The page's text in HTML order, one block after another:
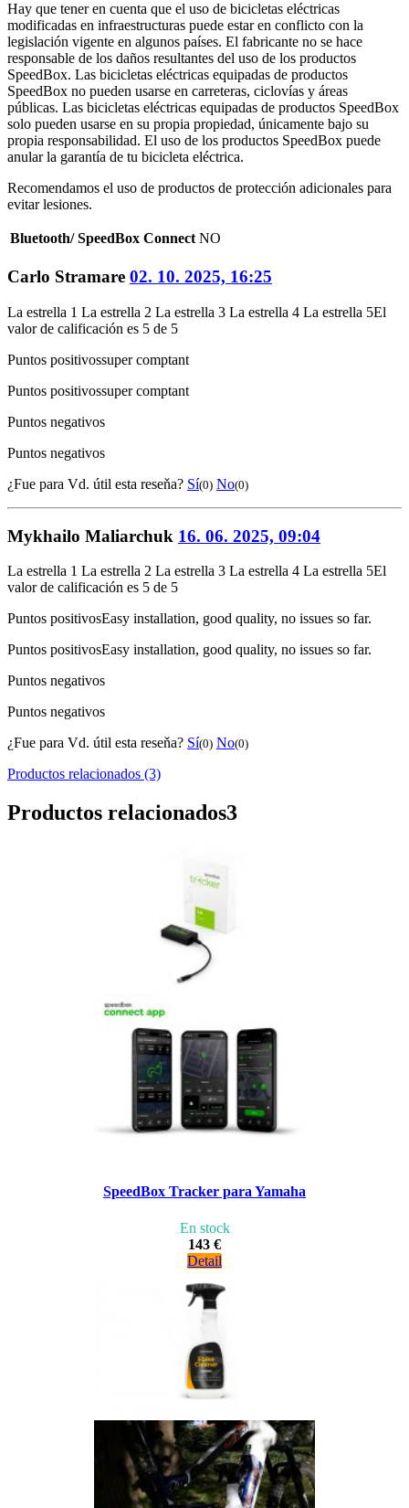
Hay que tener en cuenta que el uso de bicicletas eléctricas
modificadas en infraestructuras puede estar en conflicto con la
legislación vigente en algunos países. El fabricante no se hace
responsable de los daños resultantes del uso de los productos
SpeedBox. Las bicicletas eléctricas equipadas de productos
SpeedBox no pueden usarse en carreteras, ciclovías y áreas
públicas. Las bicicletas eléctricas equipadas de productos SpeedBox
solo pueden usarse en su propia propiedad, únicamente bajo su
propia responsabilidad. El uso de los productos SpeedBox puede
anular la garantía de tu bicicleta eléctrica.
Recomendamos el uso de productos de protección adicionales para
evitar lesiones.
Bluetooth/ SpeedBox Connect NO
Carlo Stramare 02. 10. 2025, 16:25
La estrella 1 La estrella 2 La estrella 3 La estrella 4 La estrella 5El
valor de calificación es 5 de 5
Puntos positivossuper comptant
Puntos positivossuper comptant
Puntos negativos
Puntos negativos
¿Fue para Vd. útil esta reseňa? Sí(0) No(0)
Mykhailo Maliarchuk 16. 06. 2025, 09:04
La estrella 1 La estrella 2 La estrella 3 La estrella 4 La estrella 5El
valor de calificación es 5 de 5
Puntos positivosEasy installation, good quality, no issues so far.
Puntos positivosEasy installation, good quality, no issues so far.
Puntos negativos
Puntos negativos
¿Fue para Vd. útil esta reseňa? Sí(0) No(0)
Productos relacionados (3)
Productos relacionados3
SpeedBox Tracker para Yamaha
En stock
143 €
Detail